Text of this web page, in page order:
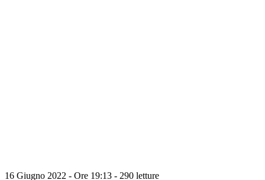
16 Giugno 2022 - Ore 19:13 - 290 letture